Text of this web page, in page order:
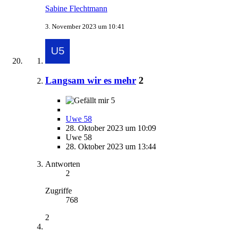
Sabine Flechtmann
3. November 2023 um 10:41
Langsam wir es mehr 2
5
Uwe 58
28. Oktober 2023 um 10:09
Uwe 58
28. Oktober 2023 um 13:44
Antworten
2
Zugriffe
768
2